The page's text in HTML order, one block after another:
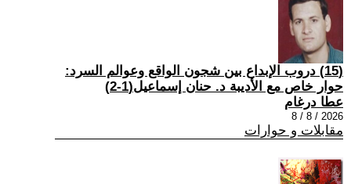
(15) دروب الإبداع بين شجون الواقع وعوالم السرد:
حوار خاص مع الأديبة د. حنان إسماعيل(1-2)
عطا درغام
2026 / 8 / 8
مقابلات و حوارات